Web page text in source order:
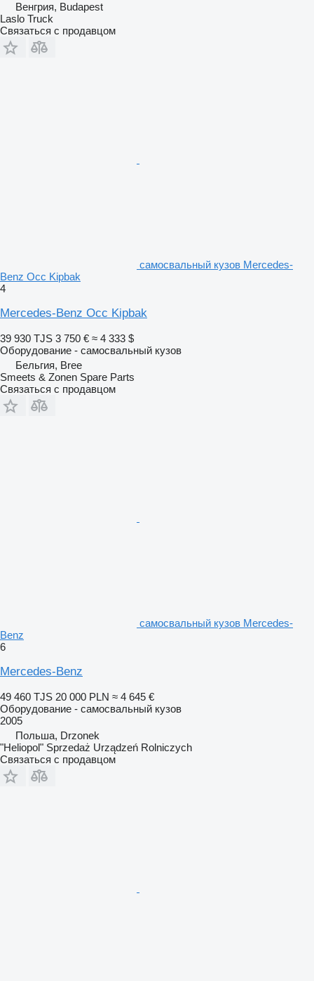
Венгрия, Budapest
Laslo Truck
Связаться с продавцом
самосвальный кузов Mercedes-
Benz Occ Kipbak
4
Mercedes-Benz Occ Kipbak
39 930 TJS 3 750 € ≈ 4 333 $
Оборудование - самосвальный кузов
Бельгия, Bree
Smeets & Zonen Spare Parts
Связаться с продавцом
самосвальный кузов Mercedes-
Benz
6
Mercedes-Benz
49 460 TJS 20 000 PLN ≈ 4 645 €
Оборудование - самосвальный кузов
2005
Польша, Drzonek
"Heliopol" Sprzedaż Urządzeń Rolniczych
Связаться с продавцом